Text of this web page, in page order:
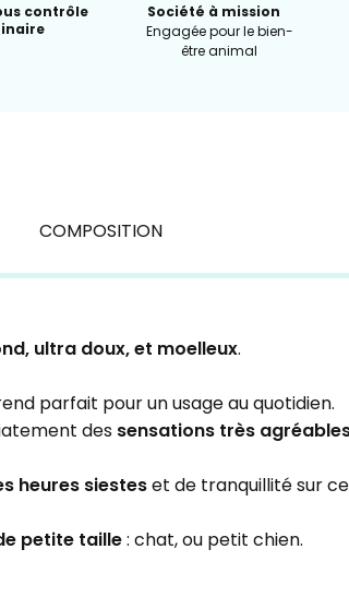
Société à mission
Engagée pour le bien-
être animal
contrôle
COMPOSITION
ultra doux, et moelleux.
parfait pour un usage au quotidien.
des sensations très
heures siesteset de tranquillité sur
petite taille: chat, ou petit chien.